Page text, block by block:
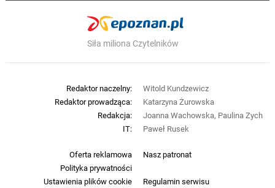
Siła miliona Czytelników
Oferta reklamowa
Nasz patronat
Polityka prywatności
Ustawienia plików cookie
Regulamin serwisu
Redaktor naczelny:
Witold Kundzewicz
Redaktor prowadząca:
Katarzyna Żurowska
Redakcja:
Joanna Wachowska, Paulina Zych
IT:
Paweł Rusek